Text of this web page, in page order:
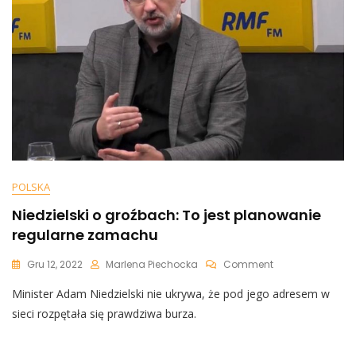
Swoje
Wypowiedzi
POLSKA
Niedzielski o groźbach: To jest planowanie
regularne zamachu
Gru 12, 2022 Marlena Piechocka CommentOn
O
Minister Adam Niedzielski nie ukrywa, że pod jego adresem w
sieci rozpętała się prawdziwa burza.